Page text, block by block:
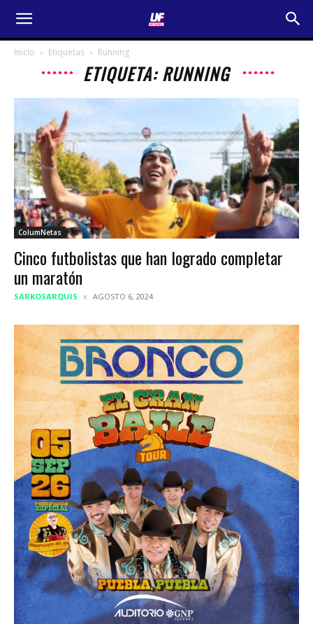
Inicio Etiquetas Running
ETIQUETA: RUNNING
ColumNetas
Cinco futbolistas que han logrado completar
un maratón
SARKOSARQUIS AGOSTO 6, 2024